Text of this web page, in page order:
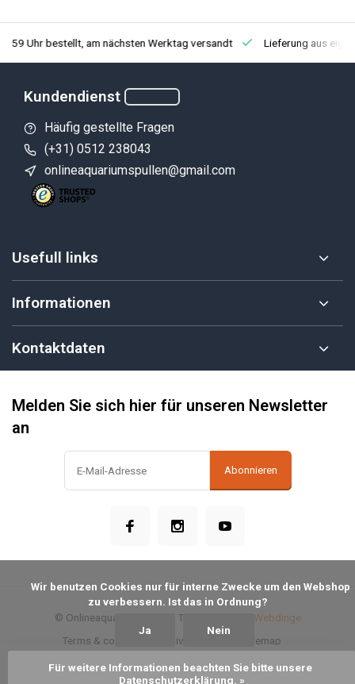
Zum Warenkorb hinzufügen
Uhr bestellt, am nächsten Werktag versandt Lieferung aus
Kundendienst
Häufig gestellte Fragen
(+31) 0512 238043
onlineaquariumspullen@gmail.com
Usefull links
Informationen
Kontaktdaten
Melden Sie sich hier für unseren Newsletter
an
Abonnieren
Terms & conditions Privacy Policy Sitemap
© Onlineaquariumspullen - Theme made by Webdinge
zu verbessern. Ist das in Ordnung?
Ja Nein
Für weitere Informationen beachten Sie bitte unsere
Datenschutzerklärung. »